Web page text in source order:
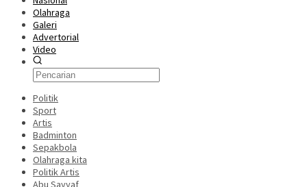
Olahraga
Galeri
Advertorial
Video
Politik
Sport
Artis
Badminton
Sepakbola
Olahraga kita
Politik Artis
Abu Sayyaf